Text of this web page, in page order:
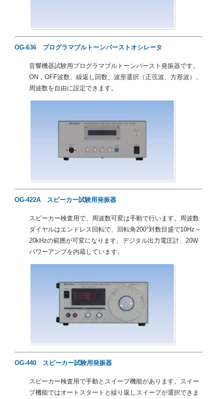
OG-636 プログラマブルトーンバーストオシレータ
音響機器試験用プログラマブルトーンバースト発振器です。
ON，OFF波数、繰返し回数、波形選択（正弦波、方形波）、
周波数を自由に設定できます。
OG-422A スピーカー試験用発振器
スピーカー検査用で、周波数可変は手動で行います。周波数
ダイヤルはエンドレス回転で、回転角200°対数目盛で10Hz～
20kHzの範囲が可変になります。デジタル出力電圧計、20W
パワーアンプを内蔵しています。
OG-440 スピーカー試験用発振器
スピーカー検査用で手動とスイープ機能があります。スイー
プ機能ではオートスタートと繰り返しスイープが選択できま